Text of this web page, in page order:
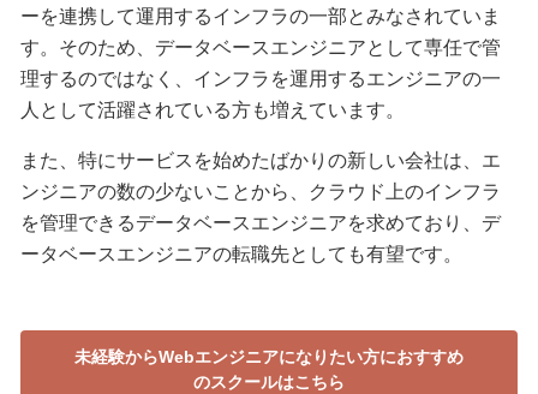
ーを連携して運用するインフラの一部とみなされていま
す。そのため、データベースエンジニアとして専任で管
理するのではなく、インフラを運用するエンジニアの一
人として活躍されている方も増えています。
また、特にサービスを始めたばかりの新しい会社は、エ
ンジニアの数の少ないことから、クラウド上のインフラ
を管理できるデータベースエンジニアを求めており、デ
ータベースエンジニアの転職先としても有望です。
未経験からWebエンジニアになりたい方におすすめ
のスクールはこちら